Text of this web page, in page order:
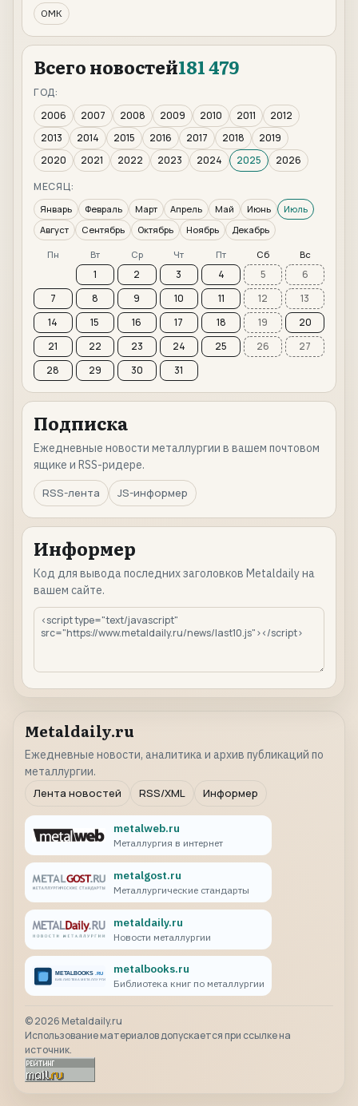
ОМК
Всего новостей181 479
ГОД:
2006
2007 2008 2009 2010 2011
2012
2013
2014 2015 2016 2017 2018
2019
2020
2021 2022 2023 2024 2025
2026
МЕСЯЦ:
Январь Февраль Март Апрель Май Июнь
Июль
Август
Сентябрь Октябрь Ноябрь Декабрь
Пн Вт Ср Чт Пт Сб Вс
1 2 3 4 5
6
7
8 9 10 11 12
13
14
15 16 17 18 19
20
21
22 23 24 25 26
27
28
29 30 31
Подписка
Ежедневные новости металлургии в вашем почтовом
ящике и RSS-ридере.
RSS-лента
JS-информер
Информер
Код для вывода последних заголовков Metaldaily на
вашем сайте.
Metaldaily.ru
Ежедневные новости, аналитика и архив публикаций по
металлургии.
Лента новостей
RSS/XML Информер
metalweb.ru
Металлургия в интернет
metalgost.ru
Металлургические стандарты
metaldaily.ru
Новости металлургии
metalbooks.ru
Библиотека книг по металлургии
©2026 Metaldaily.ru
Использование материалов допускается при ссылке на
источник.